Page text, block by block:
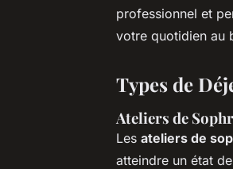
professionnel et
votre quotidien au
Types de
Ateliers de
Les ateliers de
atteindre un état